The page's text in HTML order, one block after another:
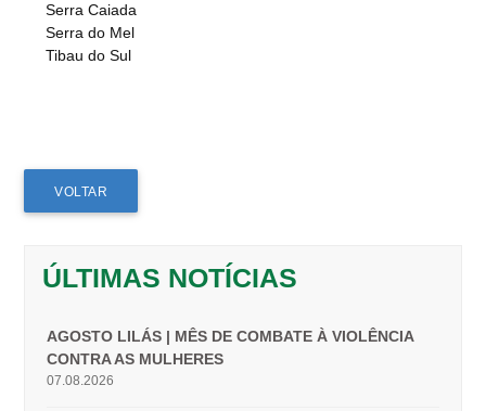
Serra Caiada
Serra do Mel
Tibau do Sul
VOLTAR
ÚLTIMAS NOTÍCIAS
AGOSTO LILÁS | MÊS DE COMBATE À VIOLÊNCIA
CONTRA AS MULHERES
07.08.2026